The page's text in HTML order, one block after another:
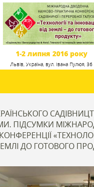
1-2 липня 2016 року
Львів, Україна, вул. Івана Пулюя, 36
ПІДСУМКИ
ДО ГОТОВОГО